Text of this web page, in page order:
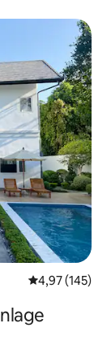
4,97 (145)